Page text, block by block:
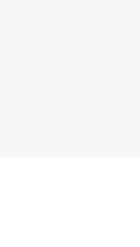
ゃれな着こなしはここから
ーはあな…